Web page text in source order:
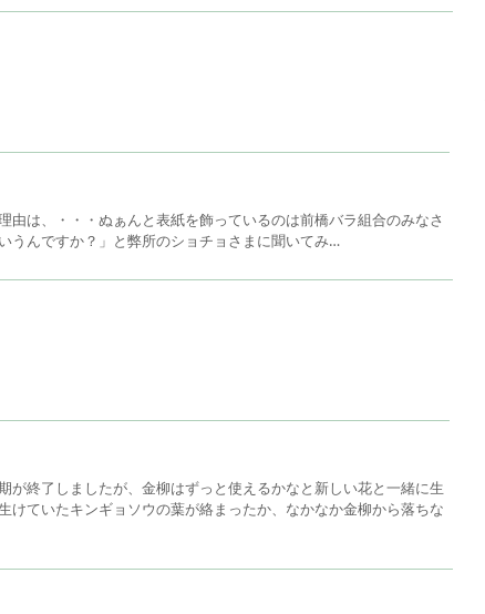
由は、・・・ぬぁんと表紙を飾っているのは前橋バラ組合のみなさ
うんですか？」と弊所のショチョさまに聞いてみ…
が終了しましたが、金柳はずっと使えるかなと新しい花と一緒に生
けていたキンギョソウの葉が絡まったか、なかなか金柳から落ちな